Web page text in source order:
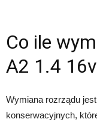
Co ile
A2 1.4
Wymiana rozrządu
konserwacyjnych,